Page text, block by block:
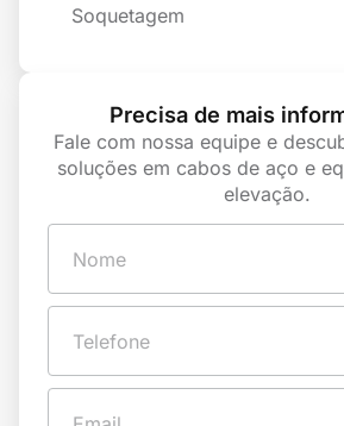
Soquetagem
Precisa de mais
Fale com nossa equipe e
soluções em cabos de aço e
elevação.